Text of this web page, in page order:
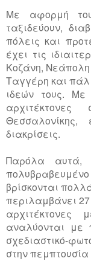
Με αφορμή
ταξιδεύουν,
πόλεις και
έχει τις
Κοζάνη,
Ταγγέρη και
ιδεών τους. Με
διακρίσεις.
Παρόλα
βρίσκονται
περιλαμβάνει
αναλύονται με
σχεδιαστικό-
στην